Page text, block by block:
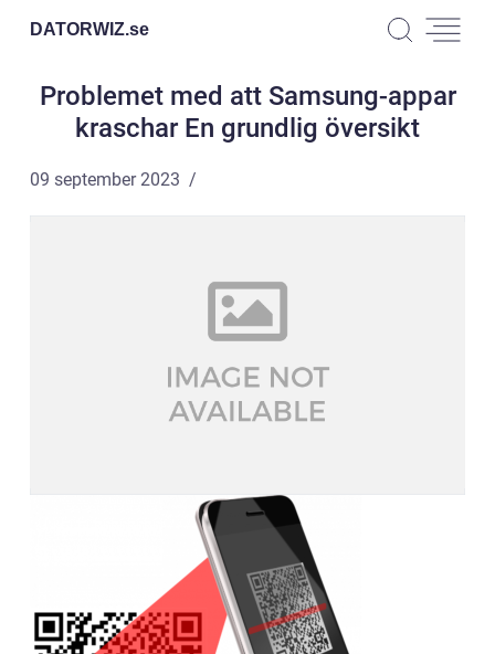
DATORWIZ.se
Problemet med att Samsung-appar
kraschar En grundlig översikt
09 september 2023